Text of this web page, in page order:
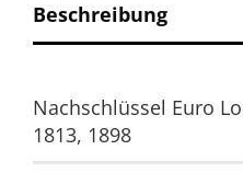
Beschreibung
Nachschlüssel Euro
1813, 1898